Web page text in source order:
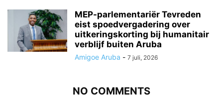
MEP-parlementariër Tevreden
eist spoedvergadering over
uitkeringskorting bij humanitair
verblijf buiten Aruba
Amigoe Aruba - 7 juli, 2026
NO COMMENTS